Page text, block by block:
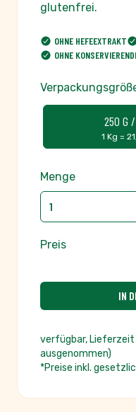
glutenfrei.
OHNE HEFEEXTRAKT
OHNE
250 G
1 Kg =
Menge
Preis
IN
verfügbar,
ausgenommen)
*Preise inkl.